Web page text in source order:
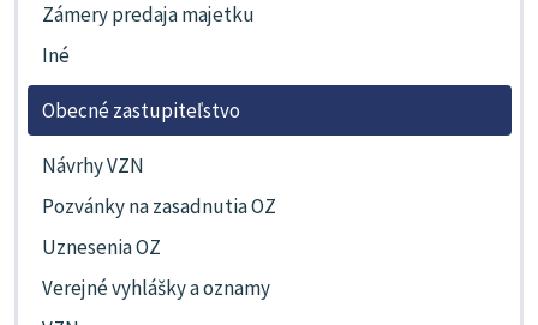
Zámery predaja majetku
Iné
Obecné zastupiteľstvo
Návrhy VZN
Pozvánky na zasadnutia OZ
Uznesenia OZ
Verejné vyhlášky a oznamy